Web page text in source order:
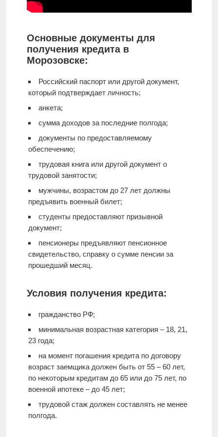
Основные документы для
получения кредита в
Морозовске:
Российский паспорт или другой документ,
который подтверждает личность;
анкета;
сумма доходов за последние полгода;
документы по предоставляемому
обеспечению;
трудовая книга или другой документ о
трудовой занятости;
мужчины, возрастом до 27 лет должны
предъявить военный билет;
студенты предоставляют призывной
документ;
пенсионеры предъявляют пенсионное
свидетельство, справку о сумме пенсии за
прошедший месяц.
Условия получения кредита:
гражданство РФ;
минимальная возрастная категория – 18, 21,
23 года;
на момент погашения кредита по договору
возраст заемщика должен быть от 55 – 60 лет,
по некоторым кредитам до 65 или до 75 лет, по
военной ипотеке – до 45 лет;
трудовой стаж должен составлять не менее
полгода.